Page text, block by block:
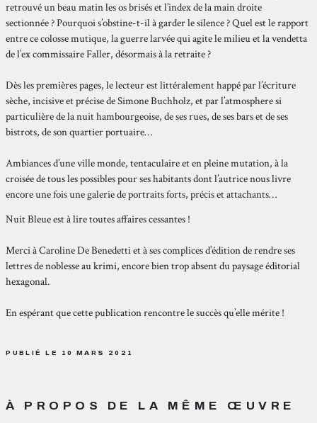
retrouvé un beau matin les os brisés et l’index de la main droite
sectionnée ? Pourquoi s’obstine-t-il à garder le silence ? Quel est le rapport
entre ce colosse mutique, la guerre larvée qui agite le milieu et la vendetta
de l’ex commissaire Faller, désormais à la retraite ?
Dès les premières pages, le lecteur est littéralement happé par l’écriture
sèche, incisive et précise de Simone Buchholz, et par l’atmosphere si
particulière de la nuit hambourgeoise, de ses rues, de ses bars et de ses
bistrots, de son quartier portuaire…
Ambiances d’une ville monde, tentaculaire et en pleine mutation, à la
croisée de tous les possibles pour ses habitants dont l’autrice nous livre
encore une fois une galerie de portraits forts, précis et attachants…
Nuit Bleue est à lire toutes affaires cessantes !
Merci à Caroline De Benedetti et à ses complices d’édition de rendre ses
lettres de noblesse au krimi, encore bien trop absent du paysage éditorial
hexagonal.
En espérant que cette publication rencontre le succès qu’elle mérite !
PUBLIÉ LE 10 MARS 2021
À PROPOS DE LA MÊME ŒUVRE